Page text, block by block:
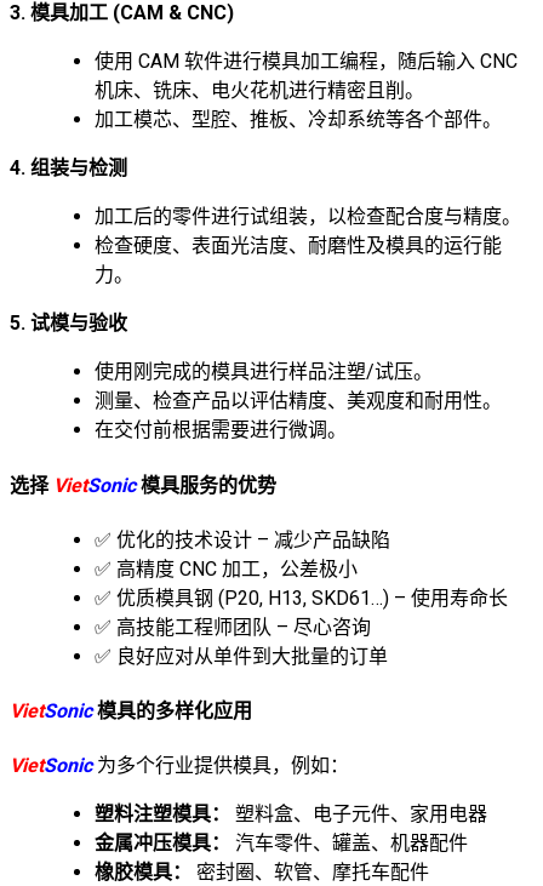
3. 模具加工 (CAM & CNC)
使用 CAM 软件进行模具加工编程，随后输入 CNC
机床、铣床、电火花机进行精密且削。
加工模芯、型腔、推板、冷却系统等各个部件。
4. 组装与检测
加工后的零件进行试组装，以检查配合度与精度。
检查硬度、表面光洁度、耐磨性及模具的运行能
力。
5. 试模与验收
使用刚完成的模具进行样品注塑/试压。
测量、检查产品以评估精度、美观度和耐用性。
在交付前根据需要进行微调。
选择 VietSonic模具服务的优势
✅ 优化的技术设计 – 减少产品缺陷
✅ 高精度 CNC 加工，公差极小
✅ 优质模具钢 (P20, H13, SKD61…) – 使用寿命长
✅ 高技能工程师团队 – 尽心咨询
✅ 良好应对从单件到大批量的订单
VietSonic模具的多样化应用
VietSonic为多个行业提供模具，例如：
塑料注塑模具：
塑料盒、电子元件、家用电器
金属冲压模具：
汽车零件、罐盖、机器配件
橡胶模具：
密封圈、软管、摩托车配件